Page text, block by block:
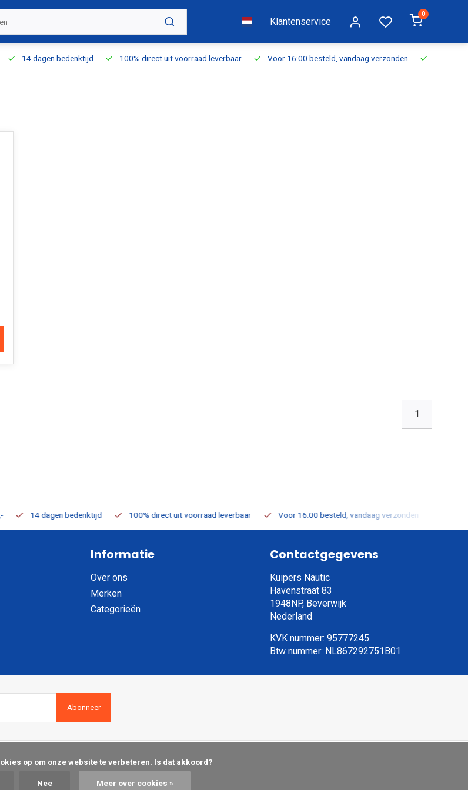
Klantenservice
0
14 dagen bedenktijd 100% direct uit voorraad leverbaar Voor 16:00 besteld, vandaag verzonden Gratis
1
14 dagen bedenktijd 100% direct uit voorraad leverbaar Voor 16:00 besteld, vandaag verzonden
Informatie
Over ons
Merken
Categorieën
Contactgegevens
Kuipers Nautic
Havenstraat 83
1948NP, Beverwijk
Nederland
KVK nummer: 95777245
Btw nummer: NL867292751B01
Abonneer
Nee Meer over cookies »